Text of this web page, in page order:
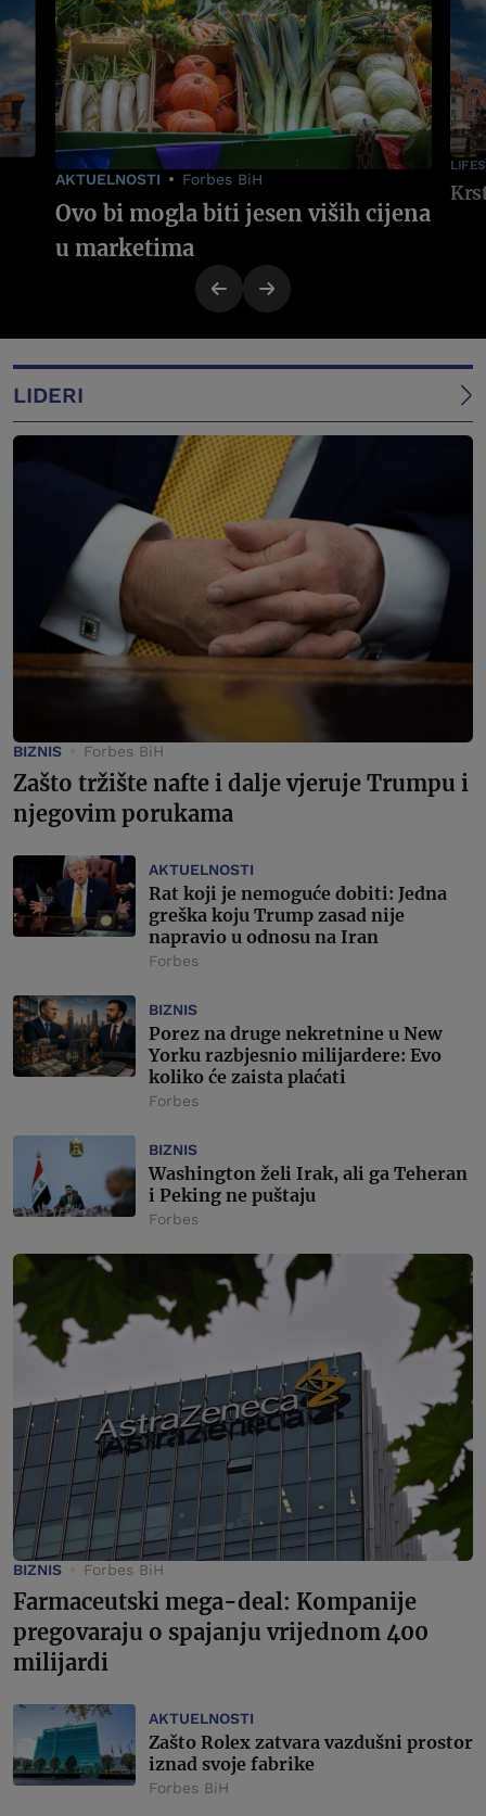
AKTUELNOSTI Forbes BiH
Ovo bi mogla biti jesen viših cijena
u marketima
LIDERI
BIZNIS Forbes BiH
Zašto tržište nafte i dalje vjeruje Trumpu i
njegovim porukama
AKTUELNOSTI
Rat koji je nemoguće dobiti: Jedna
greška koju Trump zasad nije
napravio u odnosu na Iran
Forbes
BIZNIS
Porez na druge nekretnine u New
Yorku razbjesnio milijardere: Evo
koliko će zaista plaćati
Forbes
BIZNIS
Washington želi Irak, ali ga Teheran
i Peking ne puštaju
Forbes
BIZNIS Forbes BiH
Farmaceutski mega-deal: Kompanije
pregovaraju o spajanju vrijednom 400
milijardi
AKTUELNOSTI
Zašto Rolex zatvara vazdušni prostor
iznad svoje fabrike
Forbes BiH